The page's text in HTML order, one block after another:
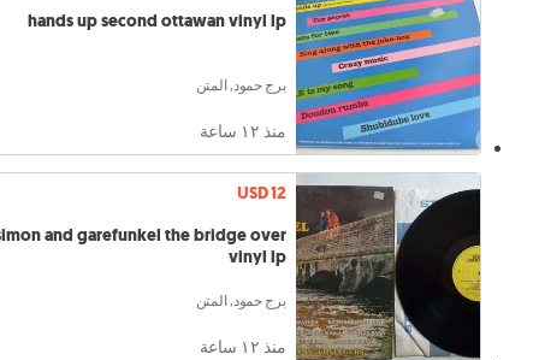
hands up second ottawan vinyl lp
برج حمود, المتن
منذ ١٢ ساعة
USD 12
and garefunkel the bridge over
vinyl lp
برج حمود, المتن
منذ ١٢ ساعة